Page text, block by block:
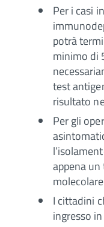
Per i casi
potrà
minimo di
test
risultato
Per gli
appena
I cittadini
ingresso